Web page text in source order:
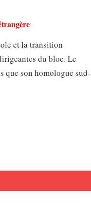
et la transition
du bloc. Le
que son homologue sud-